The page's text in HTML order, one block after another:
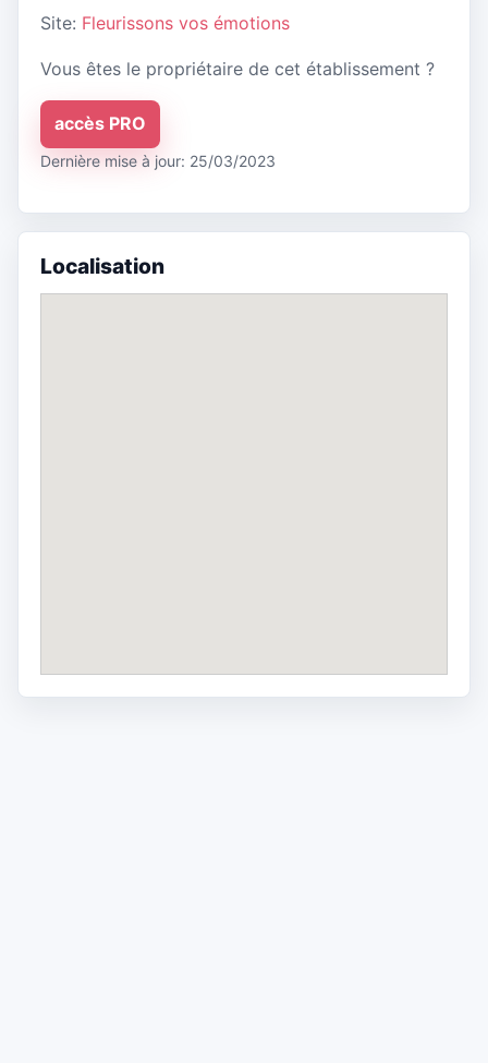
Site: Fleurissons vos émotions
Vous êtes le propriétaire de cet établissement ?
accès PRO
Dernière mise à jour: 25/03/2023
Localisation